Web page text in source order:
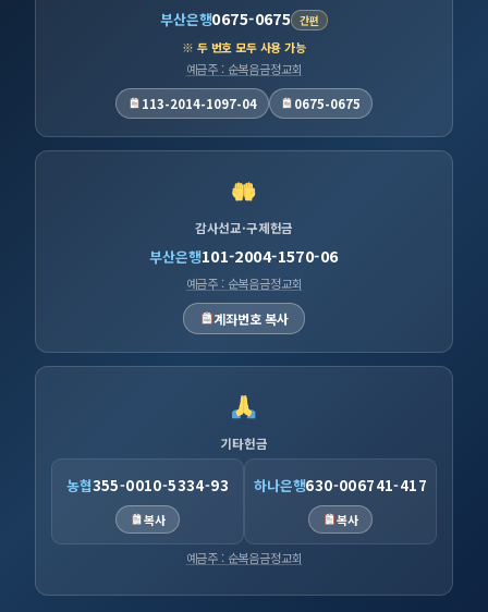
부산은행0675-0675 간편
※ 두 번호 모두 사용 가능
예금주 : 순복음금정교회
113-2014-1097-04
0675-0675
감사선교·구제헌금
부산은행101-2004-1570-06
예금주 : 순복음금정교회
계좌번호 복사
기타헌금
농협355-0010-5334-93
복사
하나은행630-006741-417
복사
예금주 : 순복음금정교회